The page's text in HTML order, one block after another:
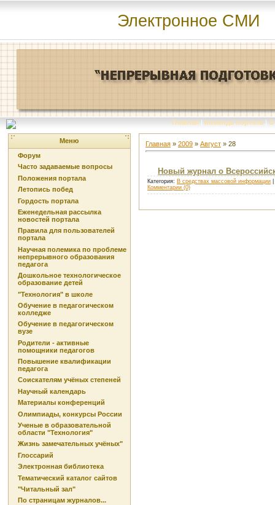
Электронное СМИ
Главная | Команда портала | О
Меню
Форум
Часто задаваемые вопросы
Положения портала
Летопись побед
Гордость портала
Еженедельная рассылка
новостей портала
Правила для пользователей
портала
Научная полемика по проблеме
непрерывного образования
педагога
Дошкольное технологическое
образование детей
"Технология" в школе
Обучение в педагогическом
колледже
Обучение в педагогическом
вузе
Родители - активные
помощники педагогов
Повышение квалификации
педагога
Соискателям учёных степеней
Научный календарь
Материалы конференций
Олимпиады, конкурсы России
Ученые в образовательной
области "Технология"
Жизнь замечательных учёных"
Глоссарий
Электронная библиотека
Тематический каталог сайтов
"Читальный зал"
По страницам журналов...
Главная » 2009 » Август » 28
Новый журнал о
Категория: В средствах массовой информации
Комментарии (0)